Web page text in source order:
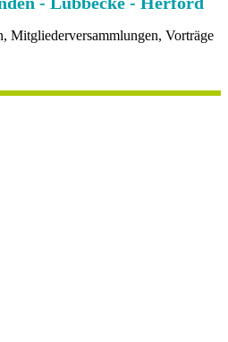
Mitgliederversammlungen, Vorträge